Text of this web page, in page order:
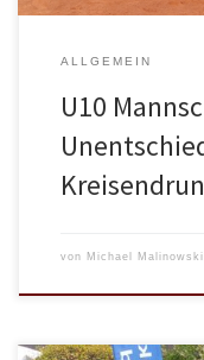
ALLGEMEIN
U10
von Michael Malinowski